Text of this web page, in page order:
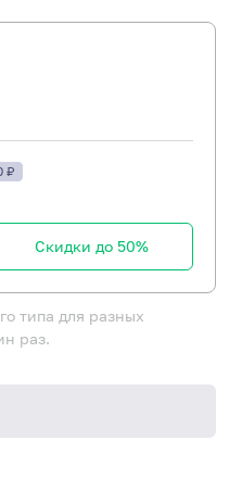
₽
Скидки до 50%
типа для разных
раз.